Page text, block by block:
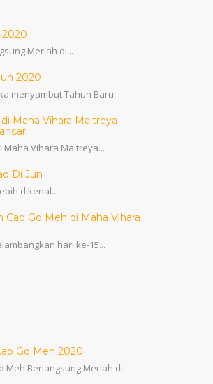
2020
Meriah di...
2020
menyambut Tahun Baru...
Maha Vihara Maitreya
Maha Vihara Maitreya...
Di Jun
dikenal...
Cap Go Meh di Maha Vihara
hari ke-15...
Go Meh 2020
Meh Berlangsung Meriah di...